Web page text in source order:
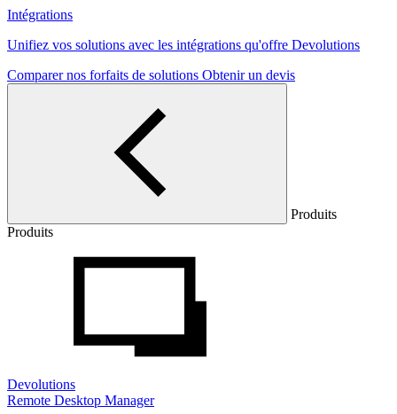
Intégrations
Unifiez vos solutions avec les intégrations qu'offre Devolutions
Comparer nos forfaits de solutions Obtenir un devis
Produits
Produits
Devolutions
Remote Desktop Manager